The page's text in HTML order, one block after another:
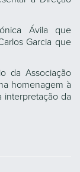
Ávila que
Garcia que
da Associação
homenagem à
interpretação da